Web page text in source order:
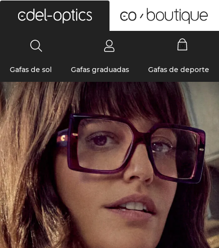
Gafas de sol Gafas graduadas Gafas de deporte